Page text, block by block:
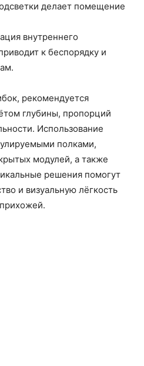
делает помещение
внутреннего
к беспорядку и
рекомендуется
глубины, пропорций
Использование
полками,
модулей, а также
решения помогут
и визуальную лёгкость